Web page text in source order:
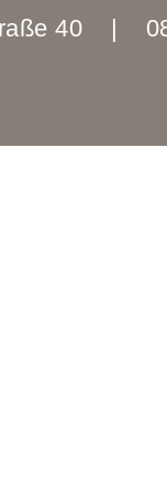
40 |